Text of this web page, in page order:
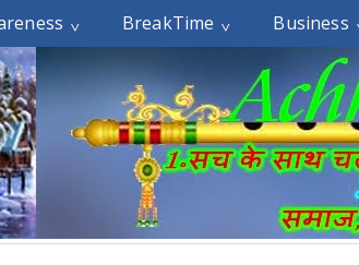
BreakTime Business